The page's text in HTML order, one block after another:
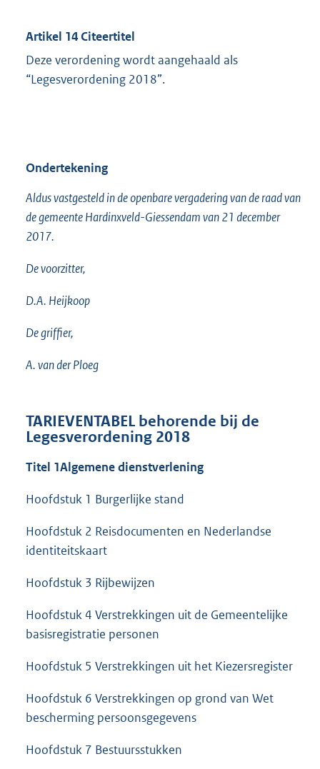
Artikel 14 Citeertitel
Deze verordening wordt aangehaald als
“Legesverordening 2018”.
Ondertekening
Aldus vastgesteld in de openbare vergadering van de raad van
de gemeente Hardinxveld-Giessendam van 21 december
2017.
De voorzitter,
D.A. Heijkoop
De griffier,
A. van der Ploeg
TARIEVENTABEL behorende bij de
Legesverordening 2018
Titel 1Algemene dienstverlening
Hoofdstuk 1 Burgerlijke stand
Hoofdstuk 2 Reisdocumenten en Nederlandse
identiteitskaart
Hoofdstuk 3 Rijbewijzen
Hoofdstuk 4 Verstrekkingen uit de Gemeentelijke
basisregistratie personen
Hoofdstuk 5 Verstrekkingen uit het Kiezersregister
Hoofdstuk 6 Verstrekkingen op grond van Wet
bescherming persoonsgegevens
Hoofdstuk 7 Bestuursstukken